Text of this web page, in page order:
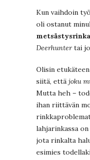
Kun vaihdoin
oli ostanut
Deerhuntertai
Olisin
siitä, että joku
Mutta heh –
ihan riittävän
lahjarinkassa
jota rinkalta
esimies